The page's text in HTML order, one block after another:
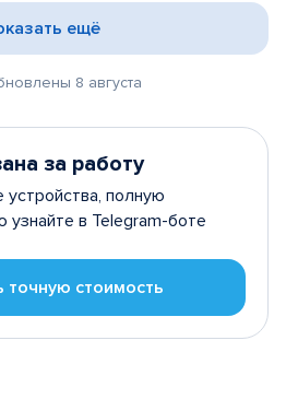
8 августа
ещё
за работу
полную
узнайте в Telegram-боте
точную стоимость